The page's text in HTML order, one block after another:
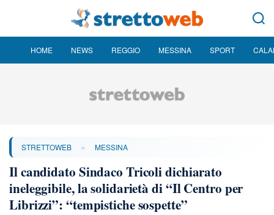
HOME NEWS REGGIO MESSINA SPORT
STRETTOWEB » MESSINA
Il candidato Sindaco Tricoli dichiarato
ineleggibile, la solidarietà di “Il Centro per
Librizzi”: “tempistiche sospette”